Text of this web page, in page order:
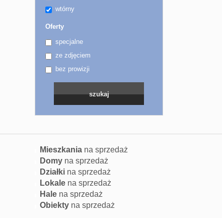
wtórny
Oferty
specjalne
ze zdjęciem
bez prowizji
Mieszkania na sprzedaż
Domy na sprzedaż
Działki na sprzedaż
Lokale na sprzedaż
Hale na sprzedaż
Obiekty na sprzedaż